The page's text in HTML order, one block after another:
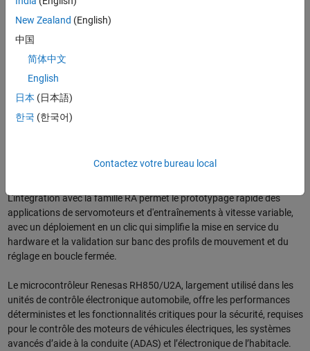
MathWorks, nous avons éliminé la nécessité d'assembler
manuellement les chaînes d'outils et les drivers des cartes permettant
ainsi aux équipes de simuler et valider les designs plus tôt, d'effectuer
des itérations plus rapidement et de réduire les efforts d'intégration
dans les projets d'ECU et de contrôle industriel. »
Les nouveaux support packages offrent aux équipes d'ingénierie un
workflow cohérent basé sur l'approche Model-Based Design à la fois
pour les programmes automobiles et industriels, réduisant ainsi les
industrielles et de robotique qui nécessitent une connectivité flexible,
L'intégration avec la famille RA permet le prototypage rapide des
applications de servomoteurs et d'entraînements à vitesse variable,
avec un déploiement en un clic qui simplifie la mise en service du
hardware et la validation sur banc des profils de mouvement et du
réglage en boucle fermée.
Le microcontrôleur Renesas RH850/U2A, largement utilisé dans les
unités de contrôle électronique automobile, offre les performances
déterministes et les fonctionnalités critiques pour la sécurité, requises
pour le contrôle des moteurs de véhicules électriques, les systèmes
avancés d’aide à la conduite (ADAS) et l’électronique de l’habitacle.
New Zealand (English)
中国
简体中文
English
日本 (日本語)
한국 (한국어)
Contactez votre bureau local